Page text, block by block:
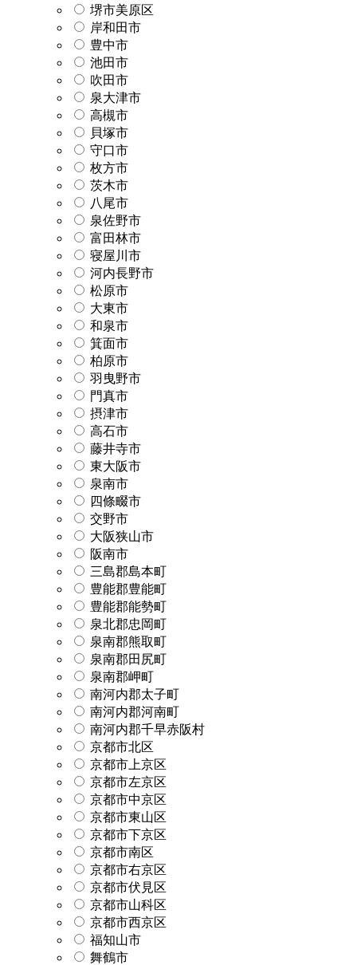
堺市美原区
岸和田市
豊中市
池田市
吹田市
泉大津市
高槻市
貝塚市
守口市
枚方市
茨木市
八尾市
泉佐野市
富田林市
寝屋川市
河内長野市
松原市
大東市
和泉市
箕面市
柏原市
羽曳野市
門真市
摂津市
高石市
藤井寺市
東大阪市
泉南市
四條畷市
交野市
大阪狭山市
阪南市
三島郡島本町
豊能郡豊能町
豊能郡能勢町
泉北郡忠岡町
泉南郡熊取町
泉南郡田尻町
泉南郡岬町
南河内郡太子町
南河内郡河南町
南河内郡千早赤阪村
京都市北区
京都市上京区
京都市左京区
京都市中京区
京都市東山区
京都市下京区
京都市南区
京都市右京区
京都市伏見区
京都市山科区
京都市西京区
福知山市
舞鶴市